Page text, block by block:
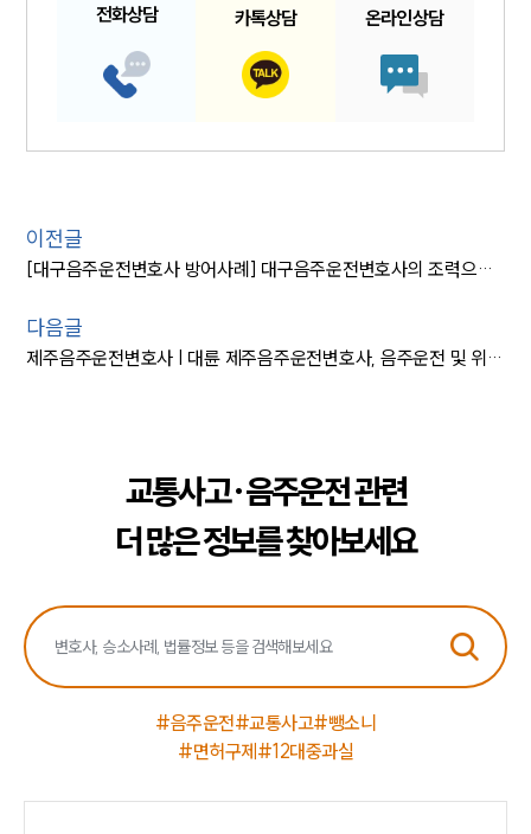
전화상담 카톡상담 온라인상담
이전글
[대구음주운전변호사 방어사례] 대구음주운전변호사의 조력으로 두 번째 음주운전 집행유예
다음글
제주음주운전변호사 | 대륜 제주음주운전변호사, 음주운전 및 위험운전치상 혐의 ‘집행유예’ 성공
교통사고·음주운전 관련
더 많은 정보를 찾아보세요
#음주운전#교통사고#뺑소니
#면허구제#12대중과실